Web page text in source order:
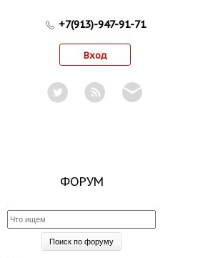
+7(913)-947-91-71
Вход
ФОРУМ